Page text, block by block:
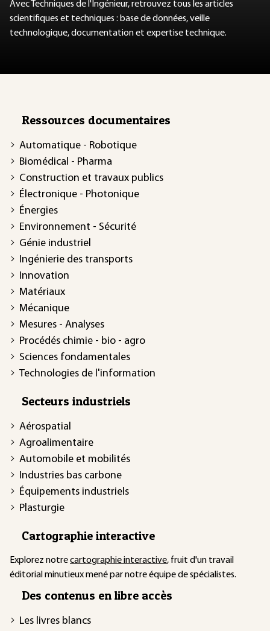
Avec Techniques de l'Ingénieur, retrouvez tous les articles
scientifiques et techniques : base de données, veille
technologique, documentation et expertise technique.
Ressources documentaires
Automatique - Robotique
Biomédical - Pharma
Construction et travaux publics
Électronique - Photonique
Énergies
Environnement - Sécurité
Génie industriel
Ingénierie des transports
Innovation
Matériaux
Mécanique
Mesures - Analyses
Procédés chimie - bio - agro
Sciences fondamentales
Technologies de l'information
Secteurs industriels
Aérospatial
Agroalimentaire
Automobile et mobilités
Industries bas carbone
Équipements industriels
Plasturgie
Cartographie interactive
Explorez notrecartographie interactive, fruit d'un travail
éditorial minutieux mené par notre équipe de spécialistes.
Des contenus en libre accès
Les livres blancs